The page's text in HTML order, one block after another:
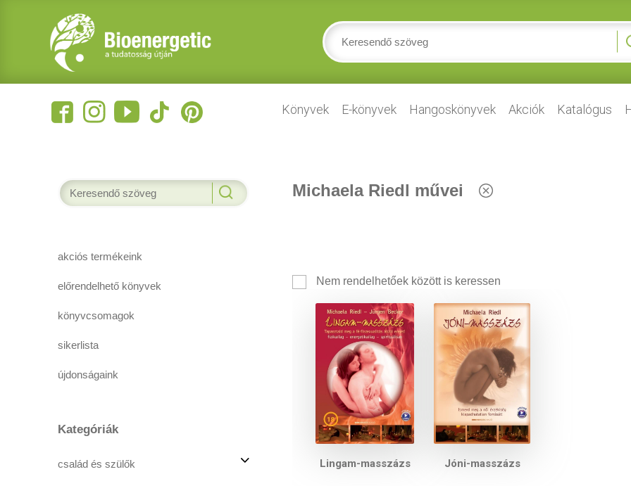
akciós termékeink
előrendelhető könyvek
könyvcsomagok
sikerlista
újdonságaink
Kategóriák
család és szülők
Michaela Riedl művei
Nem rendelhetőek között is keressen
Lingam-masszázs Jóni-masszázs